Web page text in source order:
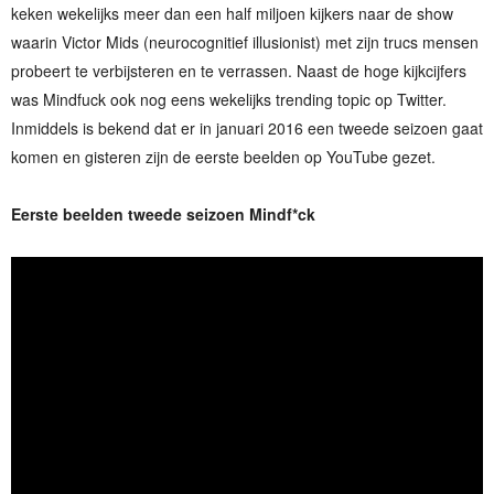
keken wekelijks meer dan een half miljoen kijkers naar de show
waarin Victor Mids (neurocognitief illusionist) met zijn trucs mensen
probeert te verbijsteren en te verrassen. Naast de hoge kijkcijfers
was Mindfuck ook nog eens wekelijks trending topic op Twitter.
Inmiddels is bekend dat er in januari 2016 een tweede seizoen gaat
komen en gisteren zijn de eerste beelden op YouTube gezet.
Eerste beelden tweede seizoen Mindf*ck